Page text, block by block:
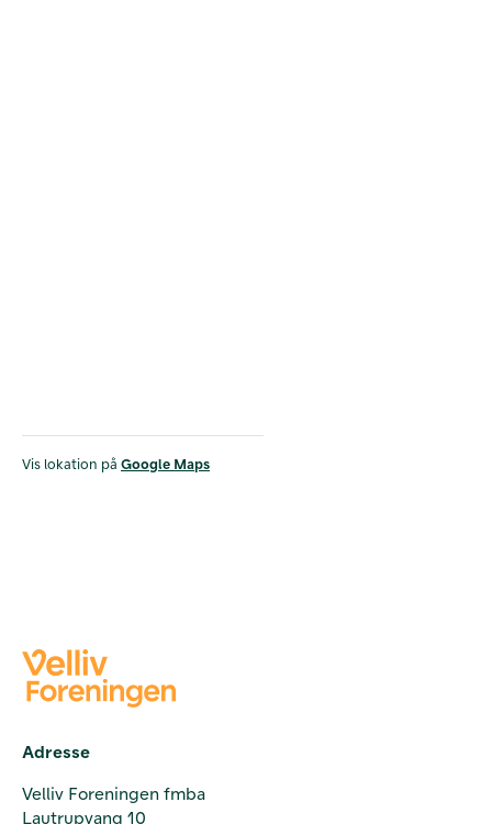
Vis lokation på Google Maps
Adresse
Velliv Foreningen fmba
Lautrupvang 10